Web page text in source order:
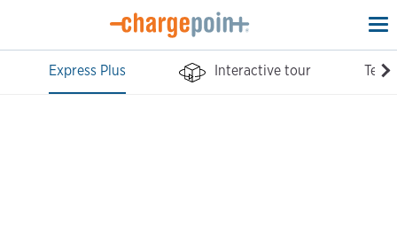
Express Plus
Interactive tour Tech